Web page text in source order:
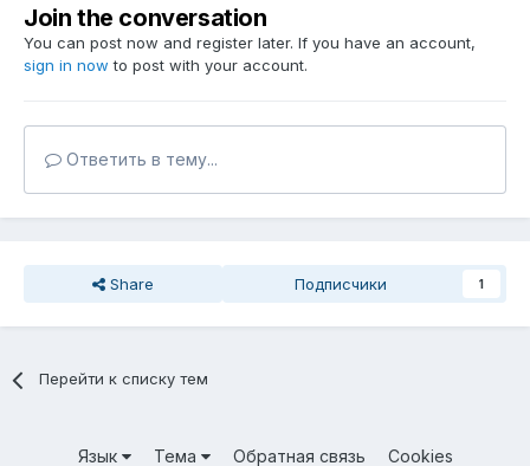
Join the conversation
You can post now and register later. If you have an account,
sign in now to post with your account.
Ответить в тему...
Share Подписчики 1
Перейти к списку тем
Язык Тема Обратная связь Cookies